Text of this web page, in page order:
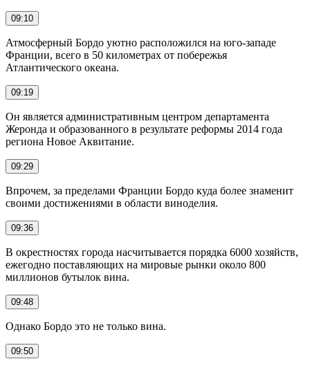
09:10
Атмосферный Бордо уютно расположился на юго-западе
Франции, всего в 50 километрах от побережья
Атлантического океана.
09:19
Он является административным центром департамента
Жеронда и образованного в результате реформы 2014 года
региона Новое Аквитание.
09:29
Впрочем, за пределами Франции Бордо куда более знаменит
своими достижениями в области виноделия.
09:36
В окрестностях города насчитывается порядка 6000 хозяйств,
ежегодно поставляющих на мировые рынки около 800
миллионов бутылок вина.
09:48
Однако Бордо это не только вина.
09:50